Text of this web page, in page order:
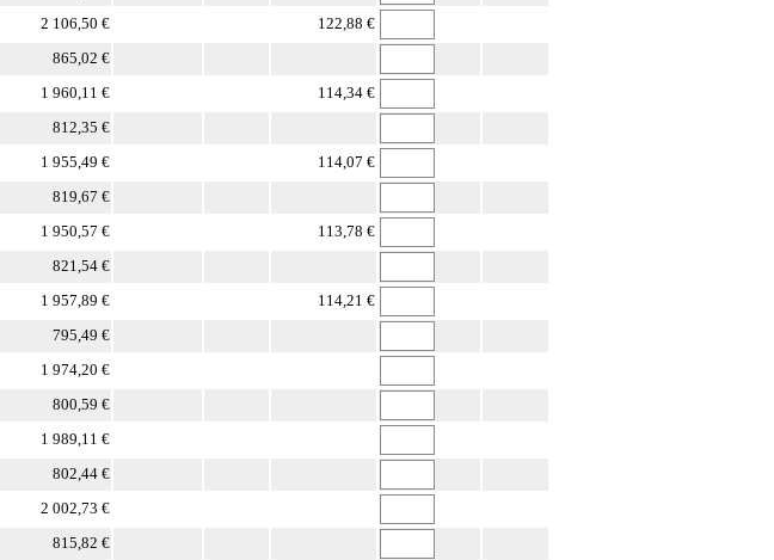
2 106,50 €
122,88 €
865,02 €
1 960,11 €
114,34 €
812,35 €
1 955,49 €
114,07 €
819,67 €
1 950,57 €
113,78 €
821,54 €
1 957,89 €
114,21 €
795,49 €
1 974,20 €
800,59 €
1 989,11 €
802,44 €
2 002,73 €
815,82 €